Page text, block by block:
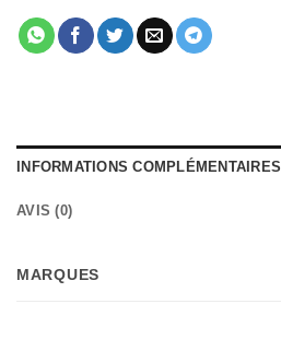
INFORMATIONS COMPLÉMENTAIRES
AVIS (0)
MARQUES